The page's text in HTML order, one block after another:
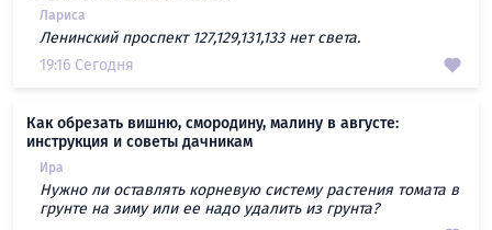
Лариса
Ленинский проспект 127,129,131,133 нет света.
19:16 Сегодня
Как обрезать вишню, смородину, малину в августе:
инструкция и советы дачникам
Ира
Нужно ли оставлять корневую систему растения томата в
грунте на зиму или ее надо удалить из грунта?